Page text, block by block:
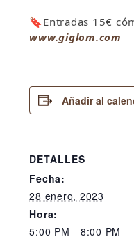
🔖 Entradas 15€
www.giglom.com
Añadir al
DETALLES
Fecha:
28 enero, 2023
Hora:
5:00 PM - 8:00 PM